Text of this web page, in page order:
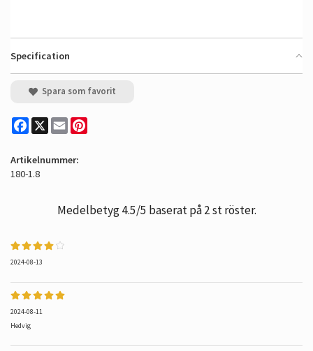
Specification
Spara som favorit
Facebook Email
Artikelnummer:
180-1.8
Medelbetyg4.5/5 baserat på2st röster.
2024-08-13
2024-08-11
Hedvig